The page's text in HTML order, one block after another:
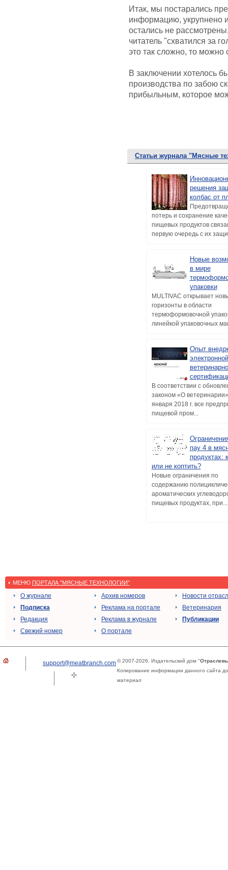
Итак, мы постарались
информацию, укрупнено
остались не
читатель "схватился за
это так сложно, то можно
В заключении хотелось
производства по забою
прибыльным, которое
Статьи журнала "Мясные
решения
колбас от
потерь и сохранение
пищевых продуктов
первую очередь с их
Новые
в мире
упаковки
MULTIVAC открывает
горизонты в области
термоформовочной
линейкой упаковочных
Опыт
электронной
В соответствии с
законом «О
января 2018 г. все
пищевой пром...
пау 4 в
продуктах:
или не коптить?
Новые ограничения по
содержанию
ароматических
пищевых продуктах, при...
МЕНЮ ПОРТАЛА "МЯСНЫЕ ТЕХНОЛОГИИ"
О журнале
Подписка
Редакция
Свежий номер
Архив номеров
Реклама на портале
Реклама в журнале
О портале
Новости
Ветеринария
Публикации
support@meatbranch.com© 2007-2026. Издательский дом "
Копирование информации данного сайта
материал